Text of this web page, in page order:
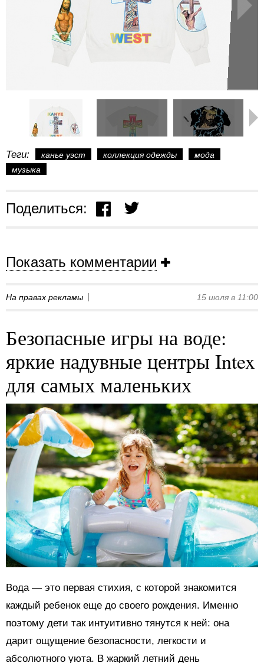
Теги: канье уэст коллекция одежды
мода
музыка
Поделиться:
Показать комментарии
На правах рекламы 15 июля в 11:00
Безопасные игры на воде:
яркие надувные центры Intex
для самых маленьких
Вода — это первая стихия, с которой знакомится
каждый ребенок еще до своего рождения. Именно
поэтому дети так интуитивно тянутся к ней: она
дарит ощущение безопасности, легкости и
абсолютного уюта. В жаркий летний день